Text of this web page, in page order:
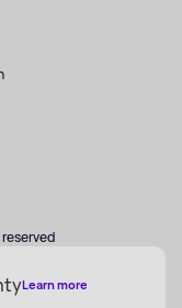
Learn more